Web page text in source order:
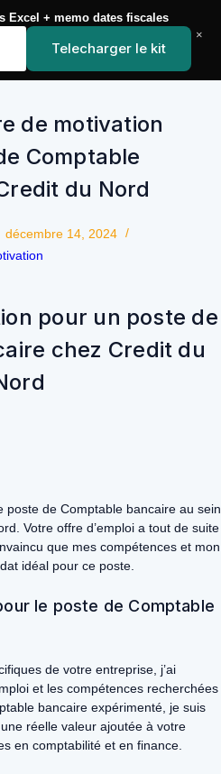
de motivation
Comptable
du Nord
décembre 14, 2024
pour un poste de
chez Credit du
poste de Comptable bancaire au sein
Votre offre d’emploi a tout de suite
que mes compétences et mon
idéal pour ce poste.
le poste de Comptable
de votre entreprise, j’ai
et les compétences recherchées
bancaire expérimenté, je suis
réelle valeur ajoutée à votre
en comptabilité et en finance.
Excel + memo dates fiscales
Telecharger le kit
×